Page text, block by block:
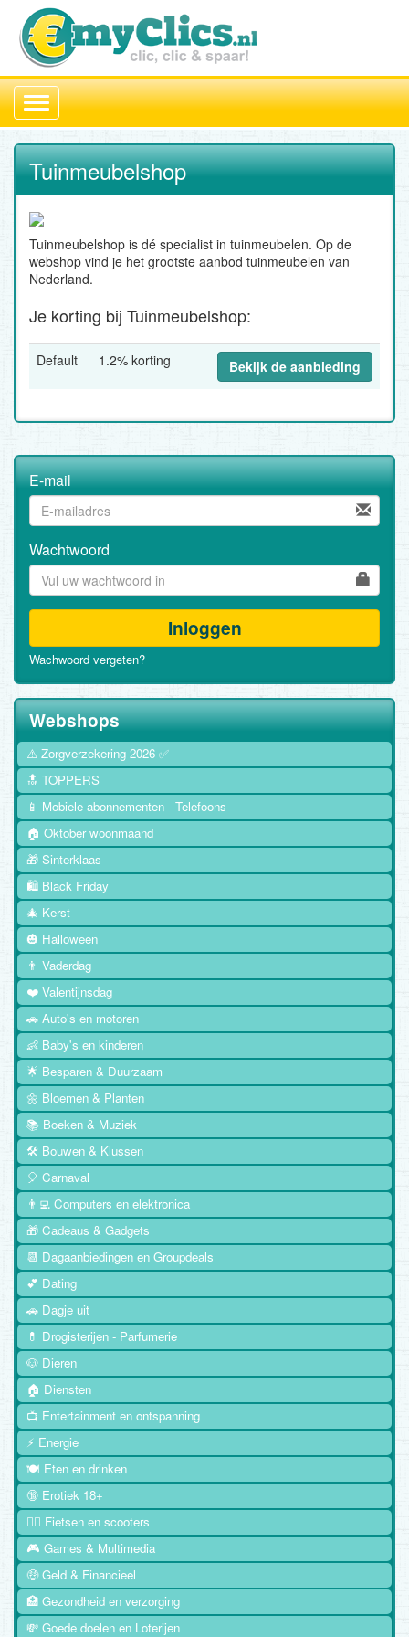
Toggle
navigation
Tuinmeubelshop
Tuinmeubelshop is dé specialist in tuinmeubelen. Op de
webshop vind je het grootste aanbod tuinmeubelen van
Nederland.
Je korting bij Tuinmeubelshop:
Default 1.2% korting Bekijk de aanbieding
E-mail
Wachtwoord
Inloggen
Wachwoord vergeten?
Webshops
⚠️ Zorgverzekering 2026 ✅
🔝 TOPPERS
📱 Mobiele abonnementen - Telefoons
🏠 Oktober woonmaand
🎁 Sinterklaas
🛍️ Black Friday
🎄 Kerst
🎃 Halloween
👨 Vaderdag
❤️ Valentijnsdag
🚗 Auto's en motoren
👶 Baby's en kinderen
🌟 Besparen & Duurzaam
🌼 Bloemen & Planten
📚 Boeken & Muziek
🛠️ Bouwen & Klussen
🎈 Carnaval
👨‍💻 Computers en elektronica
🎁 Cadeaus & Gadgets
📆 Dagaanbiedingen en Groupdeals
💕 Dating
🚗 Dagje uit
💊 Drogisterijen - Parfumerie
🐶 Dieren
🏠 Diensten
📺 Entertainment en ontspanning
⚡ Energie
🍽️ Eten en drinken
🔞 Erotiek 18+
🚴‍♂️ Fietsen en scooters
🎮 Games & Multimedia
🤑 Geld & Financieel
🏥 Gezondheid en verzorging
💸 Goede doelen en Loterijen